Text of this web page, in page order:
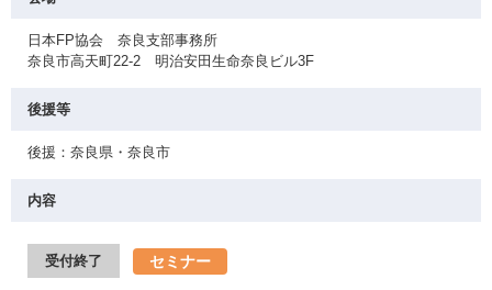
日本FP協会 奈良支部事務所
奈良市高天町22-2 明治安田生命奈良ビル3F
後援等
後援：奈良県・奈良市
内容
受付終了 セミナー